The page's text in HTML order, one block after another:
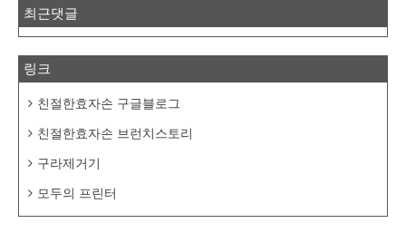
최근댓글
링크
친절한효자손 구글블로그
친절한효자손 브런치스토리
구라제거기
모두의 프린터